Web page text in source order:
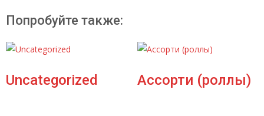
Попробуйте также:
Uncategorized Ассорти (роллы)